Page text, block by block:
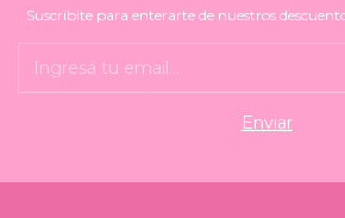
Suscribite para enterarte de nuestros